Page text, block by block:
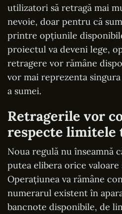
utilizatori să retragă mai
nevoie, doar pentru că
printre opțiunile
proiectul va deveni lege,
retragere vor rămâne
vor mai reprezenta
a sumei.
Retragerile vor
respecte limitele
Noua regulă nu înseamnă
putea elibera orice
Operațiunea va rămâne
numerarul existent în
bancnote disponibile, de